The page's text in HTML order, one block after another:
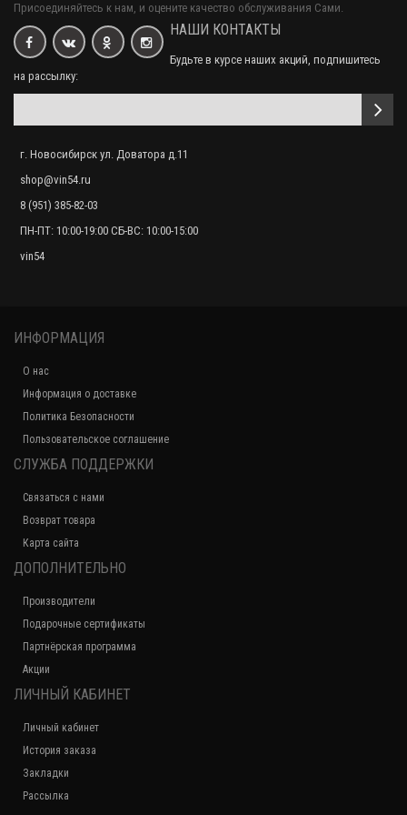
тормозные колодки TOYOTA LAND CRUISER VDJ200 RR / LEXUS LX450d
URJ201 RR / LEXUS LX570 URJ201 RR / T
TOYOTA CAMRY AVV50 RR / TOYOTA MARK X Z
Присоединяйтесь к нам, и оцените качество обслуживания Сами.
НАШИ КОНТАКТЫ
Будьте в курсе наших акций, подпишитесь
на рассылку:
г. Новосибирск ул. Доватора д.11
shop@vin54.ru
8 (951) 385-82-03
ПН-ПТ: 10:00-19:00 СБ-ВС: 10:00-15:00
vin54
ИНФОРМАЦИЯ
О нас
Информация о доставке
Политика Безопасности
Пользовательское соглашение
СЛУЖБА ПОДДЕРЖКИ
Связаться с нами
Возврат товара
Карта сайта
ДОПОЛНИТЕЛЬНО
Производители
Подарочные сертификаты
Партнёрская программа
Акции
ЛИЧНЫЙ КАБИНЕТ
Личный кабинет
История заказа
Закладки
Рассылка